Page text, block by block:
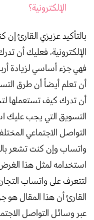
الإلكترونية؟
بالتأكيد عزيزي القارئ إن
الإلكترونية، فعليك أن
فهي جزء أساسي لزيادة
أن تعلم أيضاً أن طرق
أن تدرك كيف تستعملها
التسويق التي يجب عليك
التواصل الاجتماعي
واتساب وإن كنت تشعر
استخدامه لمثل هذا
لتتعرف على واتساب
القارئ أن هذا المقال
عبر وسائل التواصل